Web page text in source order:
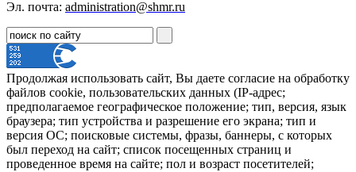
Эл. почта: administration@shmr.ru
Продолжая использовать сайт, Вы даете согласие на обработку
файлов cookie, пользовательских данных (IP-адрес;
предполагаемое географическое положение; тип, версия, язык
браузера; тип устройства и разрешение его экрана; тип и
версия ОС; поисковые системы, фразы, баннеры, с которых
был переход на сайт; список посещенных страниц и
проведенное время на сайте; пол и возраст посетителей;